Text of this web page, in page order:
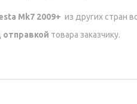
Mk7 2009+ из других стран
товара заказчику.